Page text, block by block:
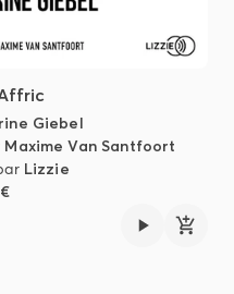
Giebel
Maxime Van Santfoort
Lizzie